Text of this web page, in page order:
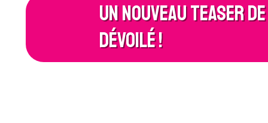
Un Nouveau Teaser
dévoilé !